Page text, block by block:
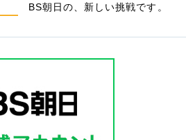
BS朝日の、新しい挑戦です。